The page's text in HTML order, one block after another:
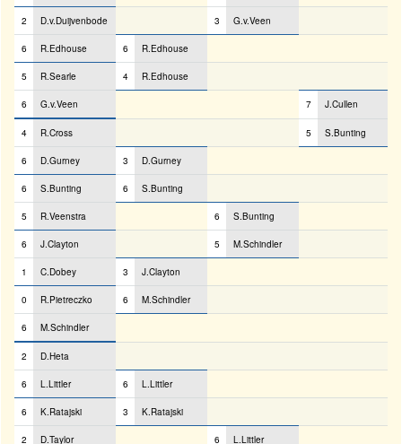
2 D.v.Duijvenbode 3 G.v.Veen
6 R.Edhouse 6 R.Edhouse
5 R.Searle 4 R.Edhouse
6 G.v.Veen 7 J.Cullen
4 R.Cross 5 S.Bunting
6 D.Gurney 3 D.Gurney
6 S.Bunting 6 S.Bunting
5 R.Veenstra 6 S.Bunting
6 J.Clayton 5 M.Schindler
1 C.Dobey 3 J.Clayton
0 R.Pietreczko 6 M.Schindler
6 M.Schindler
2 D.Heta
6 L.Littler 6 L.Littler
6 K.Ratajski 3 K.Ratajski
2 D.Taylor 6 L.Littler